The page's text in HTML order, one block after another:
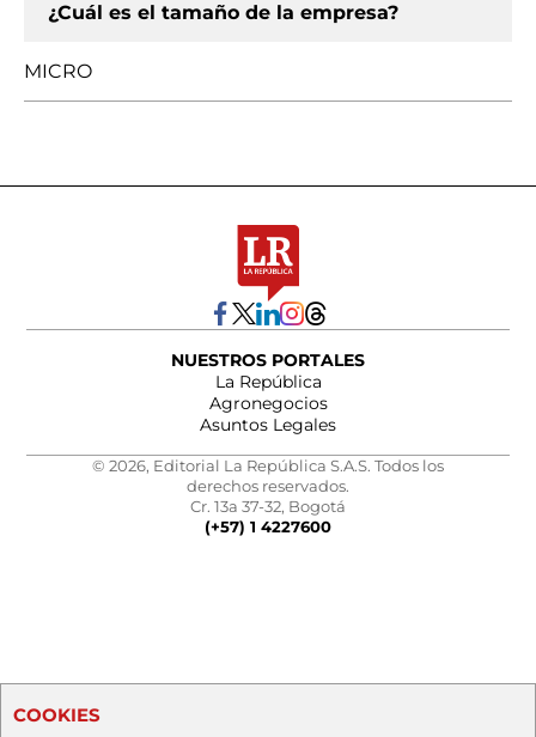
¿Cuál es el tamaño de la empresa?
MICRO
NUESTROS PORTALES
La República
Agronegocios
Asuntos Legales
© 2026, Editorial La República S.A.S. Todos los
derechos reservados.
Cr. 13a 37-32, Bogotá
(+57) 1 4227600
COOKIES